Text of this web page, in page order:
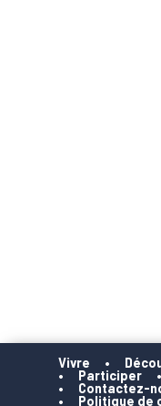
Vivre
Participer
Contactez-
Politique de